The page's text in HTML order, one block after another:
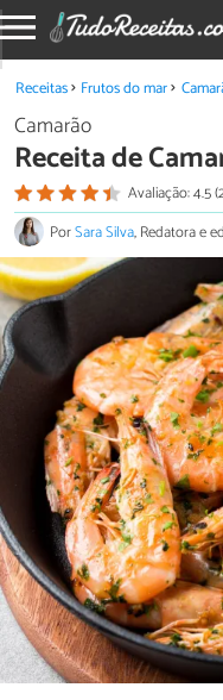
Receitas Frutos do mar
Camarão
Receita de
Avaliação: 4.5
PorSara Silva, Redatora e